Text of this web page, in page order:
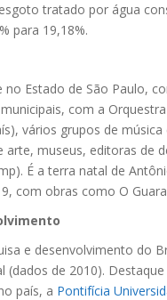
tratado por água
para 19,18%.
Estado de São Paulo,
com a
vários grupos de
arte, museus, editoras de
É a terra natal de
com obras como O
e desenvolvimento do
de 2010).
país, a Pontifícia